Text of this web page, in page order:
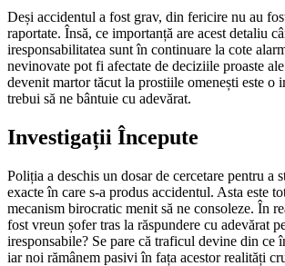
Deși accidentul a fost grav, din fericire nu au
raportate. Însă, ce importanță are acest detaliu
iresponsabilitatea sunt în continuare la cote
nevinovate pot fi afectate de deciziile proaste
devenit martor tăcut la prostiile omenești este o
trebui să ne bântuie cu adevărat.
Investigații Începute
Poliția a deschis un dosar de cercetare pentru a
exacte în care s-a produs accidentul. Asta este
mecanism birocratic menit să ne consoleze. În
fost vreun șofer tras la răspundere cu adevărat
iresponsabile? Se pare că traficul devine din ce
iar noi rămânem pasivi în fața acestor realități